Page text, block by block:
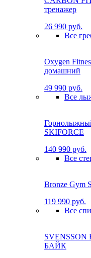
тренажер
26 990 руб.
Все
Oxygen
домашний
49 990 руб.
Все
SKIFORCE
140 990 руб.
Все
Bronze Gym
119 990 руб.
Все
БАЙК